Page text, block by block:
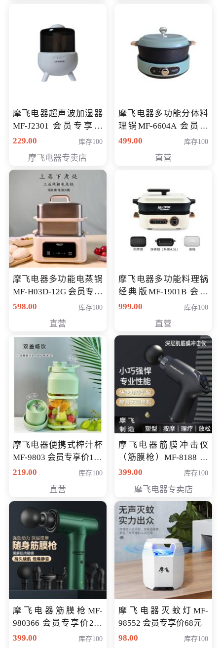
摩飞电器超声波加湿器
MF-J2301 会员专享价
168元
229.00 库存100
摩飞电器专卖店
摩飞电器多功能分体料
理锅MF-6604A 会员专
享价288元
499.00 库存100
直营
摩飞电器多功能电蒸锅
MF-H03D-12G 会员专享
价398元
598.00 库存100
直营
摩飞电器多功能料理锅
经典版MF-1901B 会员
专享价399元
999.00 库存100
直营
摩飞电器便携式榨汁杯
MF-9803 会员专享价138
元
219.00 库存100
直营
摩飞电器筋膜冲击仪
（筋膜枪）MF-8188 会
员专享价268元
399.00 库存100
摩飞电器专卖店
摩飞电器筋膜枪MF-
980366 会员专享价299
元
399.00 库存100
摩飞电器灭蚊灯MF-
98552 会员专享价68元
98.00
库存100